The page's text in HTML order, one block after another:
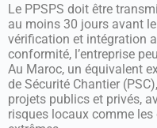
Le PPSPS doit être
au moins 30 jours avant
vérification et intégration
conformité, l’entreprise
Au Maroc, un équivalent
de Sécurité Chantier
projets publics et privés,
risques locaux comme